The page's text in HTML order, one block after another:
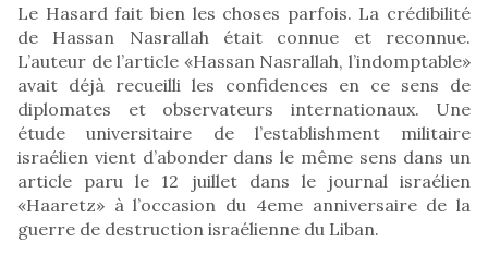
Le Hasard fait bien les choses parfois. La crédibilité
de Hassan Nasrallah était connue et reconnue.
L’auteur de l’article «Hassan Nasrallah, l’indomptable»
avait déjà recueilli les confidences en ce sens de
diplomates et observateurs internationaux. Une
étude universitaire de l’establishment militaire
israélien vient d’abonder dans le même sens dans un
article paru le 12 juillet dans le journal israélien
«Haaretz» à l’occasion du 4eme anniversaire de la
guerre de destruction israélienne du Liban.